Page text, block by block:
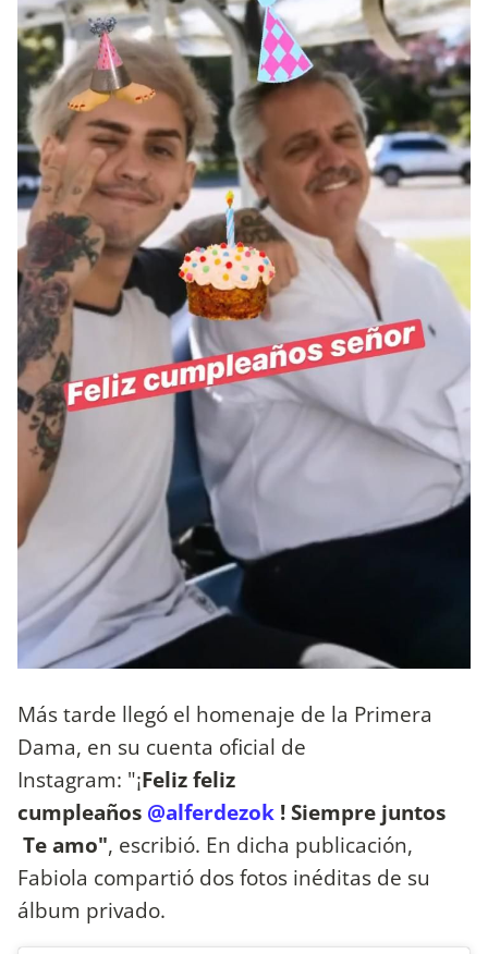
Más tarde llegó el homenaje de la Primera
Dama, en su cuenta oficial de
Instagram: "¡Feliz feliz
cumpleaños @alferdezok ! Siempre juntos
Te amo", escribió. En dicha publicación,
Fabiola compartió dos fotos inéditas de su
álbum privado.